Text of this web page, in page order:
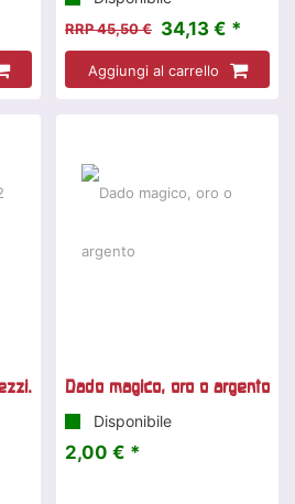
RRP 45,50 € 34,13 € *
Aggiungi al carrello
Dado magico, oro o argento
Disponibile
2,00 € *